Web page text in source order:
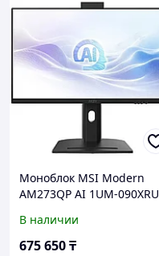
Моноблок MSI Modern
AM273QP AI 1UM-090XRU
Core Ultra 5, 125H, 1.2, 16
Гб, 512 Гб
В наличии
675 650₸